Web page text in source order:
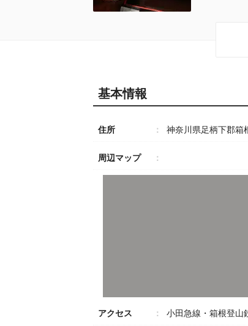
基本情報
住所 神奈川県足柄下郡箱
周辺マップ
アクセス 小田急線・箱根登